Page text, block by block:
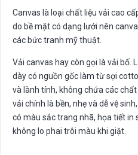
Canvas là loại chất liệu vải cao
do bề mặt có dạng lưới nên
các bức tranh mỹ thuật.
Vải canvas hay còn gọi là vải bố.
dày có nguồn gốc làm từ sợi
và lành tính, không chứa các
vải chính là bền, nhẹ và dễ vệ
có màu sắc trang nhã, họa tiết in
không lo phai trôi màu khi giặt.